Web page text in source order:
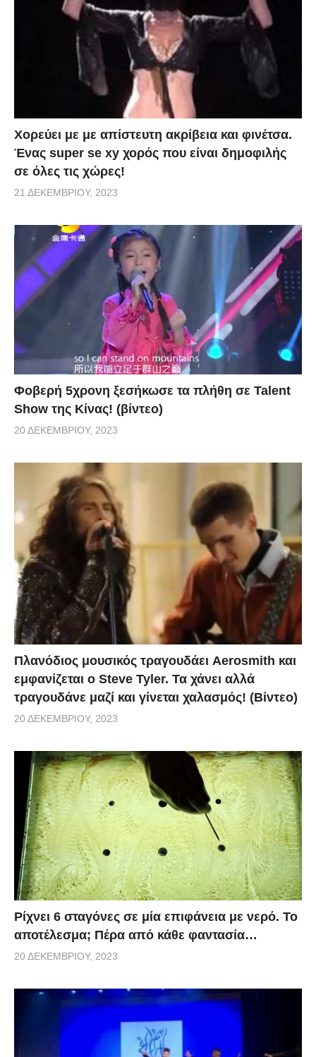
Χορεύει με με απίστευτη ακρίβεια και φινέτσα.
Ένας super se xy χορός που είναι δημοφιλής
σε όλες τις χώρες!
21 ΔΕΚΕΜΒΡΊΟΥ, 2023
Φοβερή 5χρονη ξεσήκωσε τα πλήθη σε Talent
Show της Κίνας! (βίντεο)
20 ΔΕΚΕΜΒΡΊΟΥ, 2023
Πλανόδιος μουσικός τραγουδάει Aerosmith και
εμφανίζεται ο Steve Tyler. Τα χάνει αλλά
τραγουδάνε μαζί και γίνεται χαλασμός! (Βίντεο)
20 ΔΕΚΕΜΒΡΊΟΥ, 2023
Ρίχνει 6 σταγόνες σε μία επιφάνεια με νερό. Το
αποτέλεσμα; Πέρα από κάθε φαντασία…
20 ΔΕΚΕΜΒΡΊΟΥ, 2023